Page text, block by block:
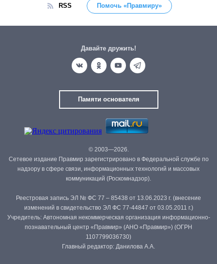
RSS Помочь «Правмиру»
Давайте дружить!
Памяти основателя
© 2003—2026.
Сетевое издание Правмир зарегистрировано в Федеральной службе по
надзору в сфере связи, информационных технологий и массовых
коммуникаций (Роскомнадзор).
Реестровая запись ЭЛ № ФС 77 – 85438 от 13.06.2023 г. (внесение
изменений в свидетельство ЭЛ ФС 77-44847 от 03.05.2011 г.)
Учредитель: Автономная некоммерческая организация информационно-
познавательный центр «Правмир» (АНО «Правмир») (ОГРН
1107799036730)
Главный редактор: Данилова А.А.